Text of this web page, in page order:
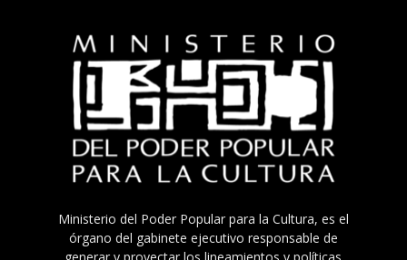
Ministerio del Poder Popular para la Cultura, es el
órgano del gabinete ejecutivo responsable de